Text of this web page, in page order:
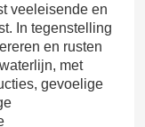
veeleisende en
In tegenstelling
en rusten
met
gevoelige